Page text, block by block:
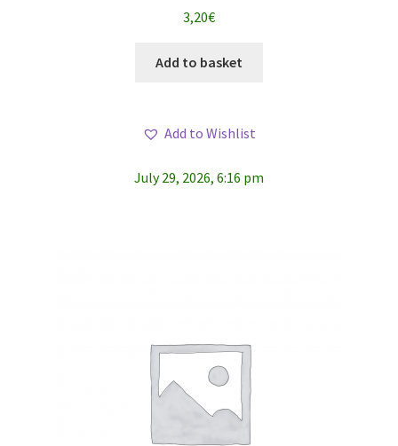
3,20€
Add to basket
Add to Wishlist
July 29, 2026, 6:16 pm